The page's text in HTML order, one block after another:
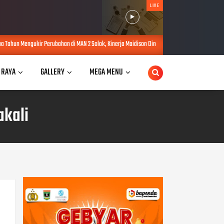
LIVE
di MAN 2 Solok, Kinerja Maidison Dinilai dalam PKKM Kanwil Kemenag Sumbar
GALLERY MEGA MENU